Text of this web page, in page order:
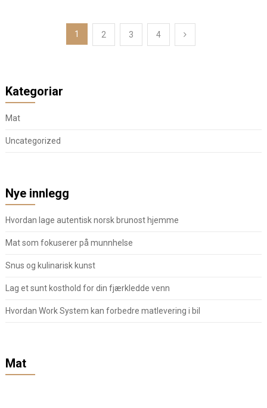
1 2 3 4
Kategoriar
Mat
Uncategorized
Nye innlegg
Hvordan lage autentisk norsk brunost hjemme
Mat som fokuserer på munnhelse
Snus og kulinarisk kunst
Lag et sunt kosthold for din fjærkledde venn
Hvordan Work System kan forbedre matlevering i bil
Mat